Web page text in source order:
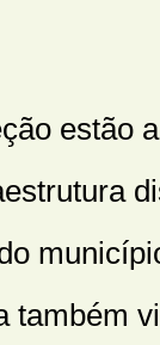
estão
também